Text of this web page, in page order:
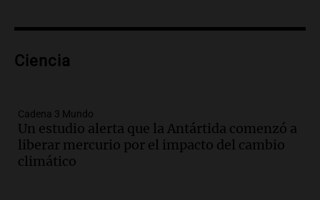
Audio.
Noticias
Episodios
Audio.La Rioja inicia pago de bonos y
avanza en discusión electoral y
Ciencia
Cadena 3 Mundo
Un estudio alerta que la Antártida comenzó a
liberar mercurio por el impacto del cambio
climático